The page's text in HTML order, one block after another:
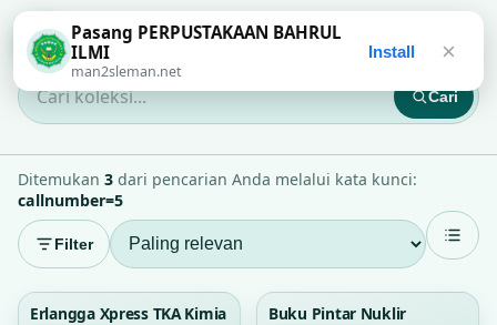
PERPUSTAKAAN BAHRUL ILMI
Cari koleksi... Cari
Ditemukan 3 dari pencarian Anda melalui kata kunci:
callnumber=5
Filter
35
Erlangga Xpress TKA Kimia
1
Buku Pintar Nuklir
Pasang PERPUSTAKAAN BAHRUL
ILMI
man2sleman.net
Install ×